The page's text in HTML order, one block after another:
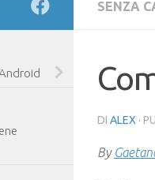
SENZA
DI ALEX ·
By